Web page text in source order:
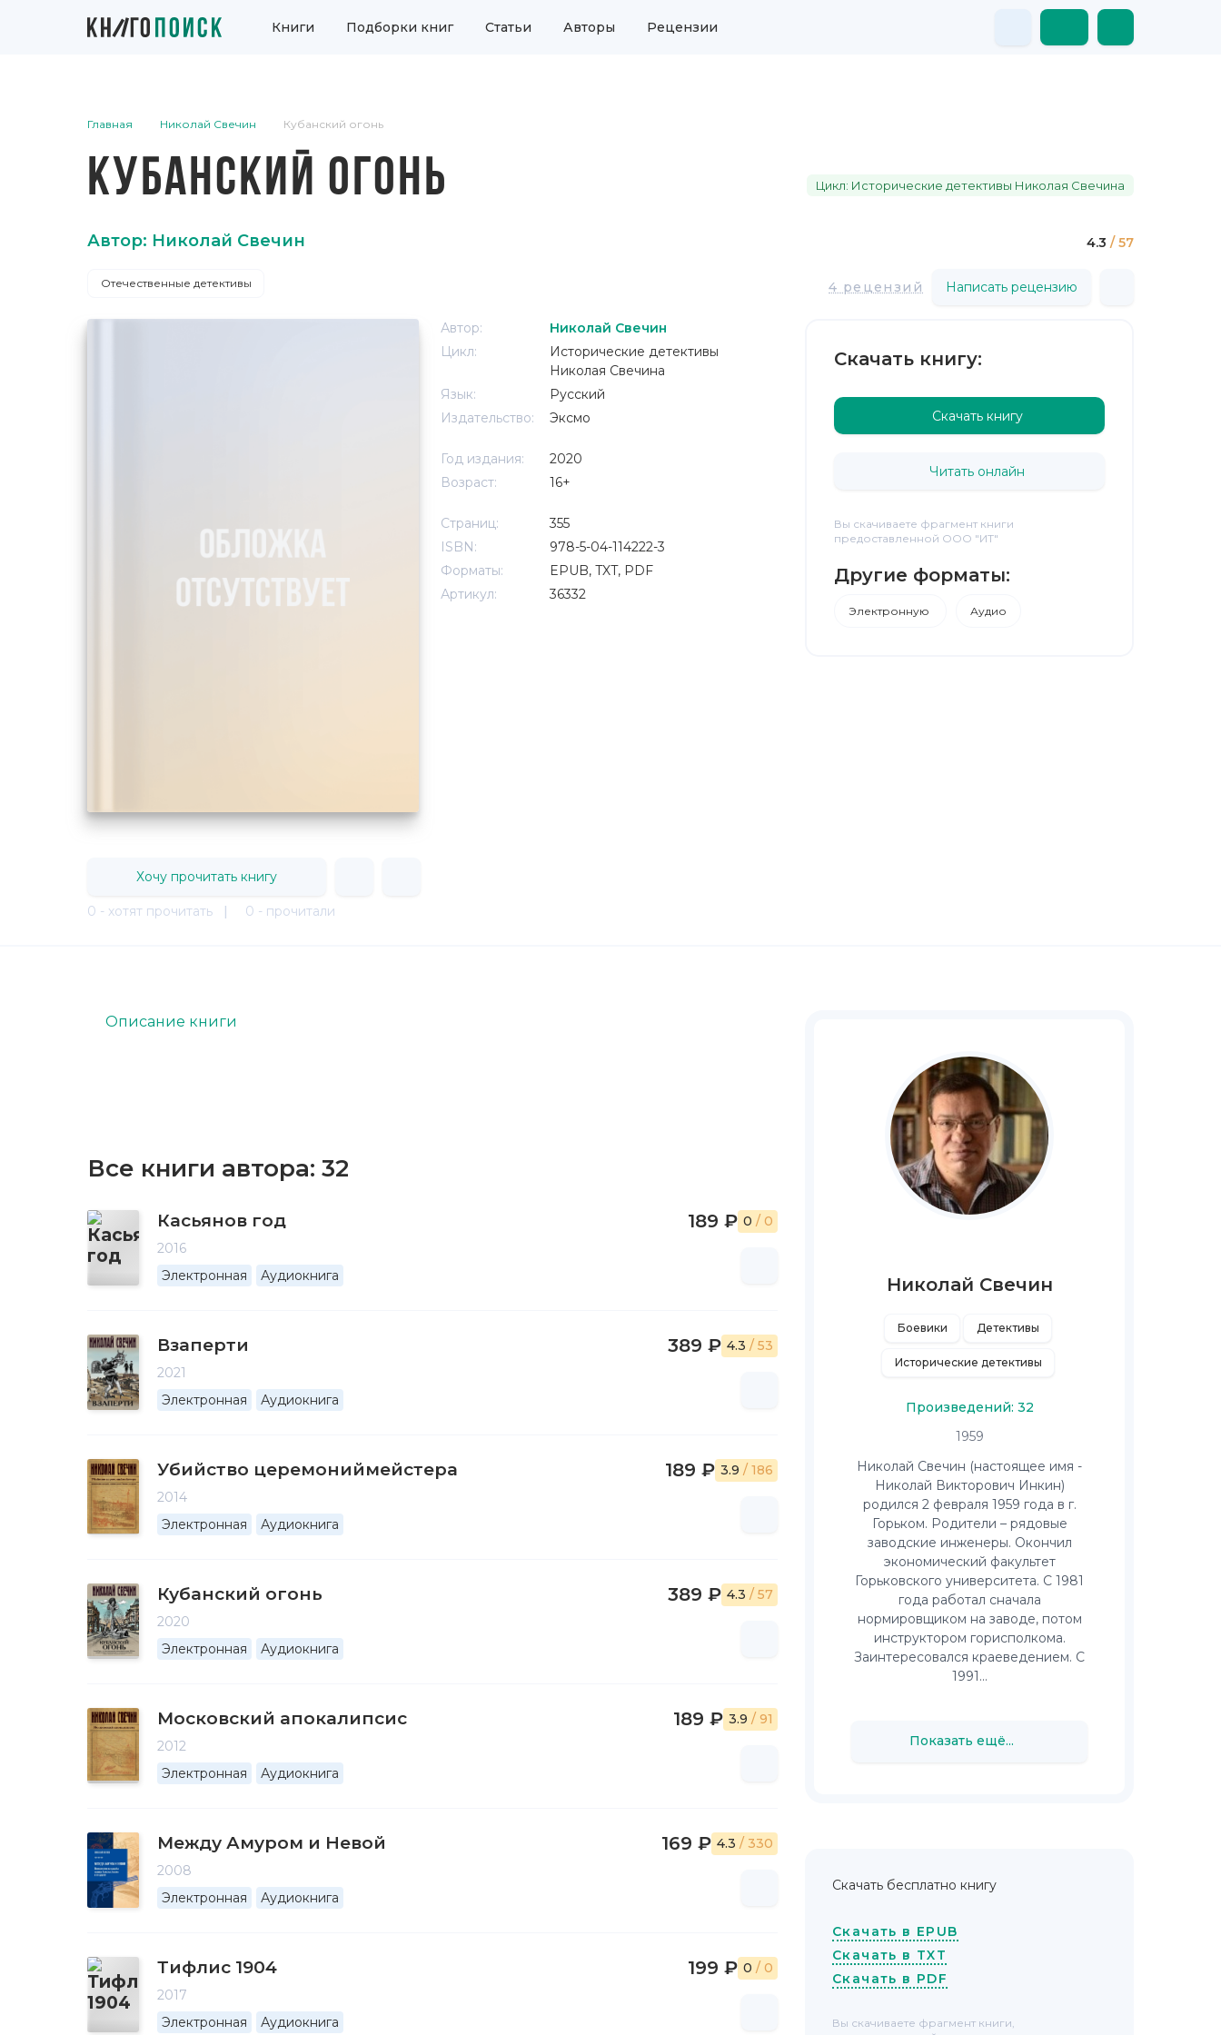
Книги Подборки книг Статьи Авторы Рецензии
Главная Николай Свечин Кубанский огонь
КУБАНСКИЙ ОГОНЬ Цикл: Исторические детективы Николая Свечина
Автор: Николай Свечин 4.3 / 57
Отечественные детективы 4 рецензий Написать рецензию
Автор:
Николай Свечин
Цикл:
Исторические детективы
Николая Свечина
Язык:
Русский
Издательство:
Эксмо
Год издания:
2020
Возраст:
16+
Страниц:
355
ISBN:
978-5-04-114222-3
Форматы:
EPUB, TXT, PDF
Артикул:
36332
Скачать книгу:
Скачать книгу
Читать онлайн
Вы скачиваете фрагмент книги
предоставленной ООО "ИТ"
Другие форматы:
Электронную Аудио
Хочу прочитать книгу
0 - хотят прочитать | 0 - прочитали
Описание книги
Все книги автора: 32
Касьянов год
2016
Электронная
Аудиокнига
189 ₽ 0 / 0
Взаперти
2021
Электронная
Аудиокнига
389 ₽ 4.3 / 53
Убийство церемониймейстера
2014
Электронная
Аудиокнига
189 ₽ 3.9 / 186
Кубанский огонь
2020
Электронная
Аудиокнига
389 ₽ 4.3 / 57
Московский апокалипсис
2012
Электронная
Аудиокнига
189 ₽ 3.9 / 91
Между Амуром и Невой
2008
Электронная
Аудиокнига
169 ₽ 4.3 / 330
Тифлис 1904
2017
Электронная
Аудиокнига
199 ₽ 0 / 0
Николай Свечин
Боевики Детективы
Исторические детективы
Произведений: 32
1959
Николай Свечин (настоящее имя -
Николай Викторович Инкин)
родился 2 февраля 1959 года в г.
Горьком. Родители – рядовые
заводские инженеры. Окончил
экономический факультет
Горьковского университета. С 1981
года работал сначала
нормировщиком на заводе, потом
инструктором горисполкома.
Заинтересовался краеведением. С
1991...
Показать ещё...
Скачать бесплатно книгу
Скачать в EPUB
Скачать в TXT
Скачать в PDF
Вы скачиваете фрагмент книги,